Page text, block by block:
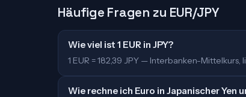
Häufige Fragen zu EUR/JPY
Wie viel ist 1 EUR in JPY?
1 EUR = 182,39 JPY — Interbanken-Mittelkurs,
Wie rechne ich Euro in Japanischer Yen